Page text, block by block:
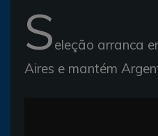
Seleção arranca
Aires e mantém